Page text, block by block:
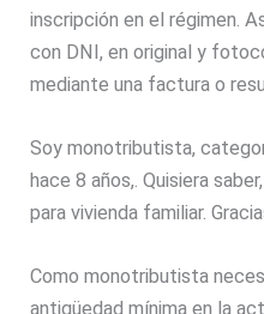
inscripción en el régimen.
con DNI, en original y
mediante una factura o
Soy monotributista,
hace 8 años,. Quisiera
para vivienda familiar.
Como monotributista
antigüedad mínima en la